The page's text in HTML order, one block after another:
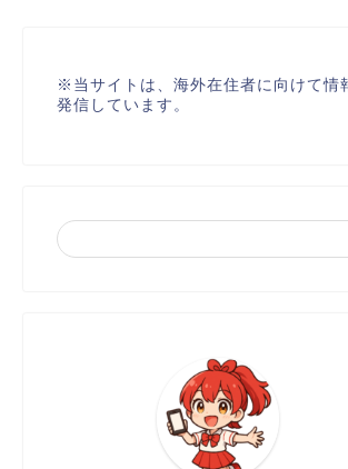
※ 当サイトは、海外在住者に向けて情
発信しています。